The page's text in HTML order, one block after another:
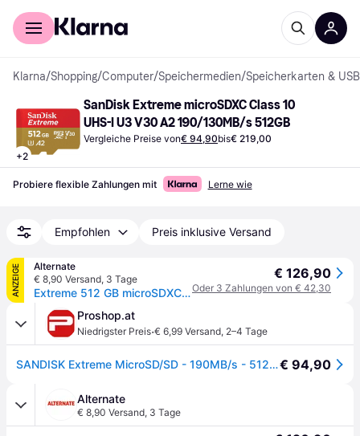
Für Shopper
Klarna/Shopping/Computer/Speichermedien/Speicherkarten &
+2
SanDisk Extreme microSDXC Class 10
UHS-I U3 V30 A2 190/130MB/s 512GB
Vergleiche Preise von€ 94,90bis€ 219,00
Probiere flexible Zahlungen mit Lerne wie
Empfohlen Preis inklusive Versand
ANZEIGE
Alternate
€ 8,90 Versand, 3 Tage
Extreme 512 GB microSDXC, Speicherkarte
€ 126,90
Oder 3 Zahlungen von € 42,30
Proshop.at
Niedrigster Preis·€ 6,99 Versand, 2–4 Tage
SANDISK Extreme MicroSD/SD - 190MB/s - 512GB€ 94,90
Alternate
€ 8,90 Versand, 3 Tage